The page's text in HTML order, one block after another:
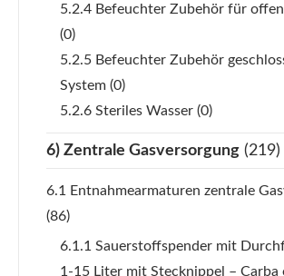
5.2.4 Befeuchter Zubehör für
(0)
5.2.5 Befeuchter Zubehör
System (0)
5.2.6 Steriles Wasser (0)
6) Zentrale Gasversorgung (219)
6.1 Entnahmearmaturen zentrale
(86)
6.1.1 Sauerstoffspender mit
1-15 Liter mit Stecknippel – Carba